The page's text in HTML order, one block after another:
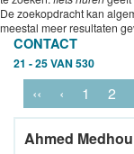
De zoekopdracht kan
meestal meer resultaten
CONTACT
21 - 25 VAN 530
‹‹ ‹ 1 2
Ahmed